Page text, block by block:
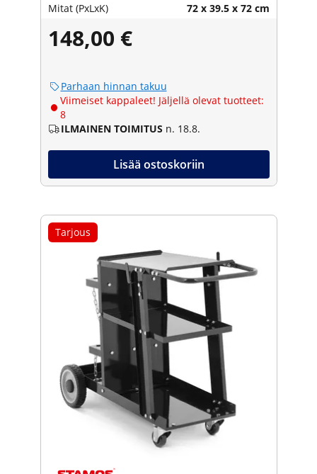
Mitat (PxLxK) 72 x 39.5 x 72 cm
148,00 €
Parhaan hinnan takuu
Viimeiset kappaleet! Jäljellä olevat tuotteet:
8
ILMAINEN TOIMITUS n. 18.8.
Lisää ostoskoriin
Tarjous